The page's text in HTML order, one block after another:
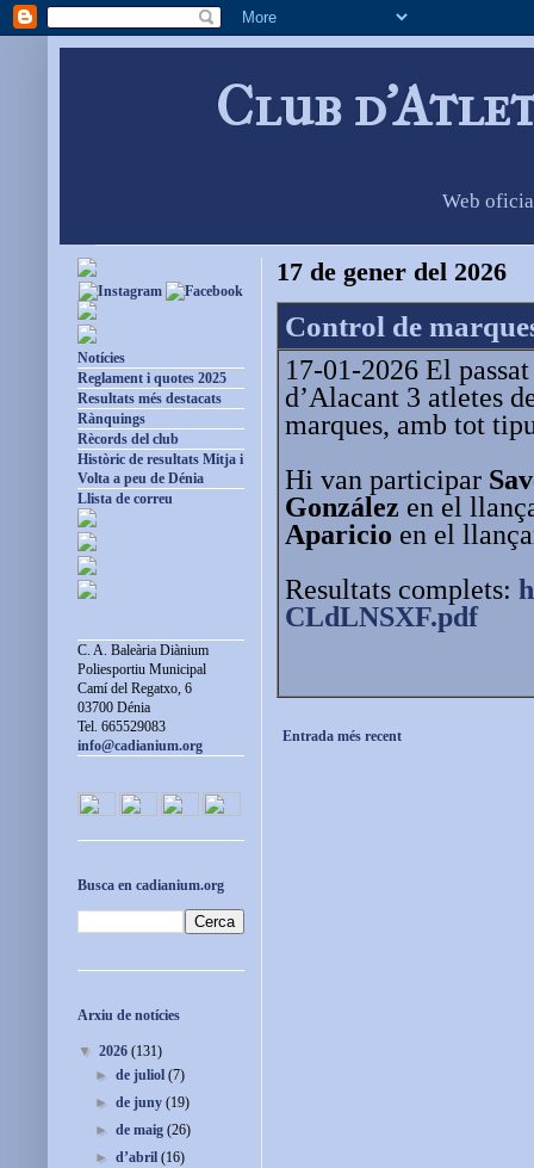
Club
Web
17 de gener del 2026
Control de
17-01-2026 El
d’Alacant 3 atletes
marques, amb tot
Hi van participar
González en el
Aparicio en el
Resultats complets:
CLdLNSXF.pdf
Entrada més recent
Notícies
Reglament i quotes 2025
Resultats més destacats
Rànquings
Rècords del club
Històric de resultats Mitja i
Volta a peu de Dénia
Llista de correu
C. A. Baleària Diànium
Poliesportiu Municipal
Camí del Regatxo, 6
03700 Dénia
Tel. 665529083
info@cadianium.org
Busca en cadianium.org
Arxiu de notícies
▼ 2026 (131)
►de juliol(7)
►de juny(19)
►de maig(26)
►d’abril(16)